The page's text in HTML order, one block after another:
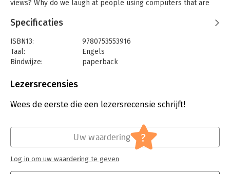
views? Why do we laugh at people using computers that are
years ago?
than raw intelligence - the ability to change your mind. To have
the edge we all need to develop the flexibility to unlearn old
beliefs and adapt when the evidence and the world changes
Told through fascinating stories, informed by cutting-edge
Grant's conversations with people such as Elon Musk, Hilary
the ultimate guide to keeping your thinking fresh, learning
when to question your ideas and update your own opinions, and
how to inspire those around you to do the same.
Specificaties
ISBN13:
9780753553916
Taal:
Engels
Bindwijze:
paperback
Uitgever:
Lezersrecensies
Wees de eerste die een lezersrecensie schrijft!
Uw waardering ?
Log in om uw waardering te geven